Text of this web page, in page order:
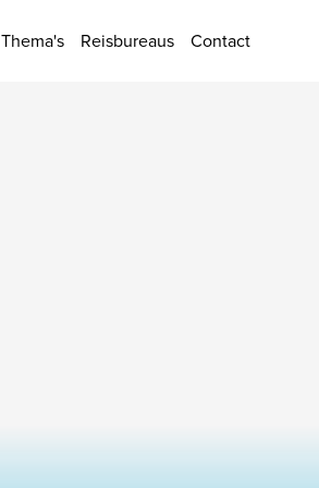
Thema's Reisbureaus Contact